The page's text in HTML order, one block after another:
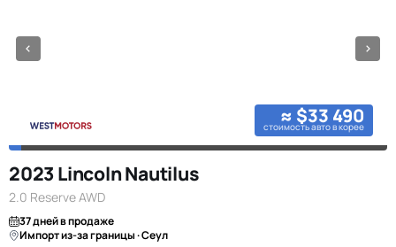
≈ $33 490
стоимость авто в корее
2023 Lincoln Nautilus
2.0 Reserve AWD
37 дней в продаже
Импорт из-за границы · Сеул